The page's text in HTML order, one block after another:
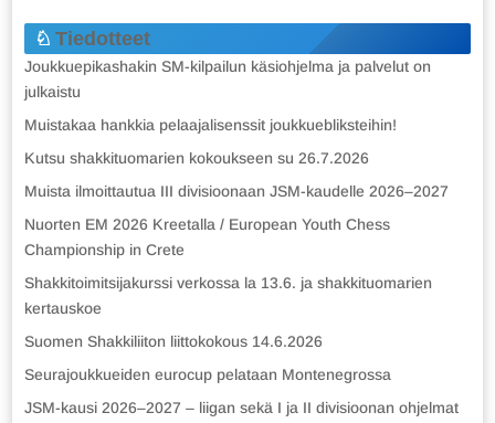
Tiedotteet
Joukkuepikashakin SM-kilpailun käsiohjelma ja palvelut on
julkaistu
Muistakaa hankkia pelaajalisenssit joukkuebliksteihin!
Kutsu shakkituomarien kokoukseen su 26.7.2026
Muista ilmoittautua III divisioonaan JSM-kaudelle 2026–2027
Nuorten EM 2026 Kreetalla / European Youth Chess
Championship in Crete
Shakkitoimitsijakurssi verkossa la 13.6. ja shakkituomarien
kertauskoe
Suomen Shakkiliiton liittokokous 14.6.2026
Seurajoukkueiden eurocup pelataan Montenegrossa
JSM-kausi 2026–2027 – liigan sekä I ja II divisioonan ohjelmat